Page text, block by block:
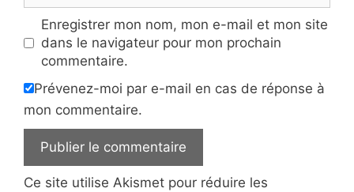
Enregistrer mon nom, mon e-mail et mon site
dans le navigateur pour mon prochain
commentaire.
Prévenez-moi par e-mail en cas de réponse à
mon commentaire.
Ce site utilise Akismet pour réduire les